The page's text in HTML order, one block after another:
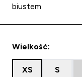
biustem
Wielkość:
XS S